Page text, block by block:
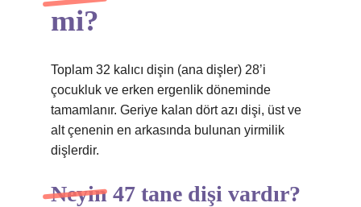
mi?
Toplam 32 kalıcı dişin (ana dişler) 28’i
çocukluk ve erken ergenlik döneminde
tamamlanır. Geriye kalan dört azı dişi, üst ve
alt çenenin en arkasında bulunan yirmilik
dişlerdir.
Neyin 47 tane dişi vardır?